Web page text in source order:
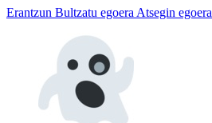
Erantzun Bultzatu egoera Atsegin egoera